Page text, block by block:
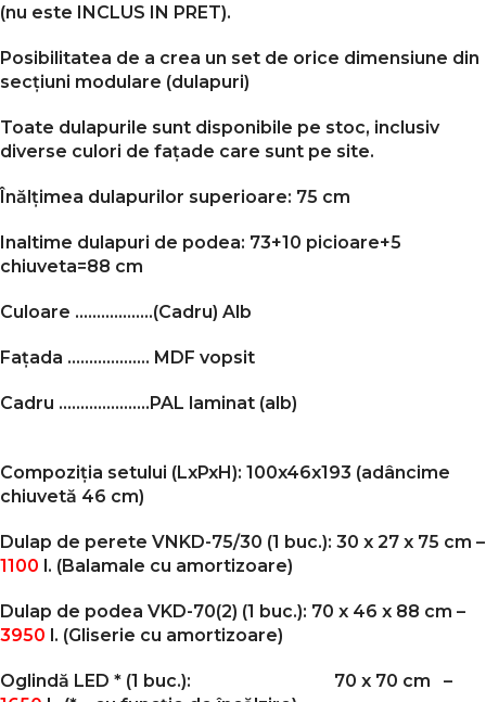
(nu este INCLUS IN PRET).
Posibilitatea de a crea un set de orice dimensiune din
secțiuni modulare (dulapuri)
Toate dulapurile sunt disponibile pe stoc, inclusiv
diverse culori de fațade care sunt pe site.
Înălțimea dulapurilor superioare: 75 cm
Inaltime dulapuri de podea: 73+10 picioare+5
chiuveta=88 cm
Culoare ………………(Cadru) Alb
Fațada ………………. MDF vopsit
Cadru …………………PAL laminat (alb)
Compoziția setului (LxPxH): 100x46x193 (adâncime
chiuvetă 46 cm)
Dulap de perete VNKD-75/30 (1 buc.): 30 x 27 x 75 cm –
1100 l. (Balamale cu amortizoare)
Dulap de podea VKD-70(2) (1 buc.): 70 x 46 x 88 cm –
3950 l. (Gliserie cu amortizoare)
Oglindă LED * (1 buc.): 70 x 70 cm –